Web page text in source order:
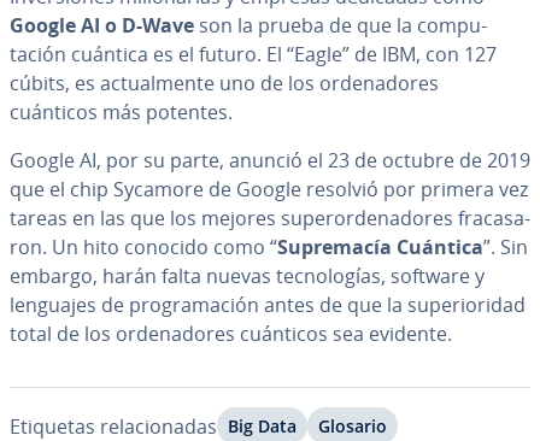
Google AI o D-Wave son la prueba de que la co­mpu­
tación cuántica es el futuro. El “Eagle” de IBM, con 127
cúbits, es ac­tua­l­me­n­te uno de los or­de­na­do­res
cuánticos más potentes.
Google AI, por su parte, anunció el 23 de octubre de 2019
que el chip Sycamore de Google resolvió por primera vez
tareas en las que los mejores su­pe­ro­r­de­na­do­res fra­ca­sa­
ron. Un hito conocido como “Su­pre­ma­cía Cuántica”. Sin
embargo, harán falta nuevas te­c­no­lo­gías, software y
lenguajes de pro­gra­ma­ción antes de que la su­pe­rio­ri­dad
total de los or­de­na­do­res cuánticos sea evidente.
Etiquetas re­la­cio­na­das Big Data Glosario